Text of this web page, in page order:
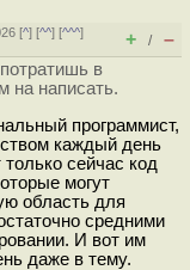
[^] [^^] [^^^]
+ / –
в
на написать.
программист,
каждый день
сейчас код
могут
область для
средними
И вот им
даже в тему.